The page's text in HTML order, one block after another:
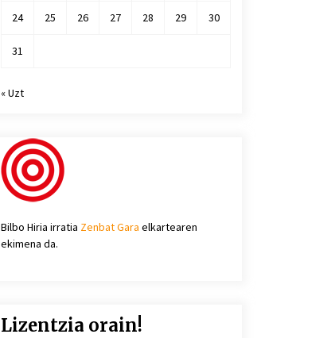
24 25 26 27 28 29 30
31
« Uzt
Bilbo Hiria irratia Zenbat Gara elkartearen
ekimena da.
Lizentzia orain!